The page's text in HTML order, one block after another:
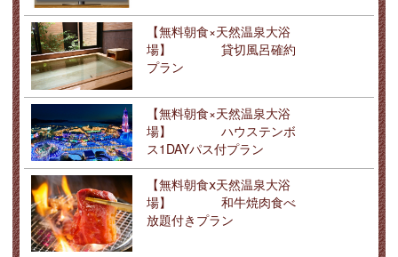
【無料朝食×天然温泉大浴
場】 貸切風呂確約
プラン
【無料朝食×天然温泉大浴
場】 ハウステンボ
ス1DAYパス付プラン
【無料朝食ⅹ天然温泉大浴
場】 和牛焼肉食べ
放題付きプラン